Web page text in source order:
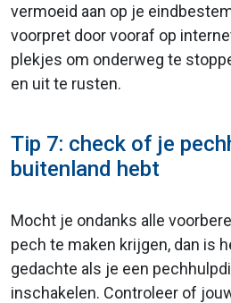
vermoeid aan op je
voorpret door vooraf op
plekjes om onderweg te
en uit te rusten.
Tip 7: check of je
buitenland hebt
Mocht je ondanks alle
pech te maken krijgen, dan is
gedachte als je een
inschakelen. Controleer of